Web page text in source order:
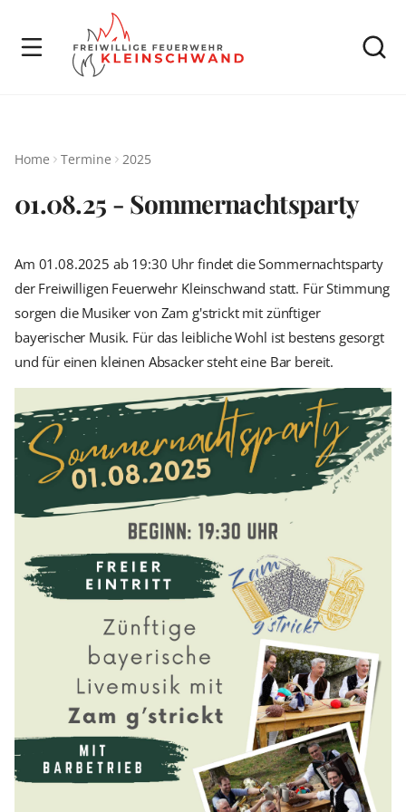
Home Termine 2025
01.08.25 - Sommernachtsparty
Am 01.08.2025 ab 19:30 Uhr findet die Sommernachtsparty
der Freiwilligen Feuerwehr Kleinschwand statt. Für Stimmung
sorgen die Musiker von Zam g'strickt mit zünftiger
bayerischer Musik. Für das leibliche Wohl ist bestens gesorgt
und für einen kleinen Absacker steht eine Bar bereit.